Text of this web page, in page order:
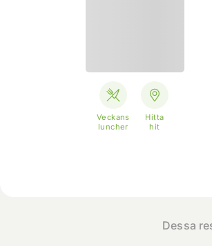
Veckans
luncher
Hitta
hit
Dessa